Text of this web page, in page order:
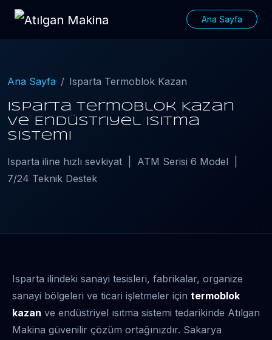
Ana Sayfa
Ana Sayfa Isparta Termoblok Kazan
Isparta Termoblok Kazan
ve Endüstriyel Isıtma
Sistemi
Isparta iline hızlı sevkiyat | ATM Serisi 6 Model |
7/24 Teknik Destek
Isparta ilindeki sanayi tesisleri, fabrikalar, organize
sanayi bölgeleri ve ticari işletmeler için termoblok
kazan ve endüstriyel ısıtma sistemi tedarikinde Atılgan
Makina güvenilir çözüm ortağınızdır. Sakarya